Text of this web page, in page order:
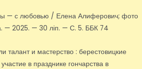
— с любовью / Елена Алиферович; фото
— 2025. — 30 ліп. — С. 5. ББК 74
талант и мастерство : берестовицкие
в празднике гончарства в